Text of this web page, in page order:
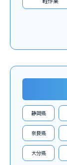
静岡県
奈良県
大分県